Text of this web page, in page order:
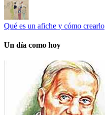
Qué es un afiche y cómo crearlo
Un día como hoy